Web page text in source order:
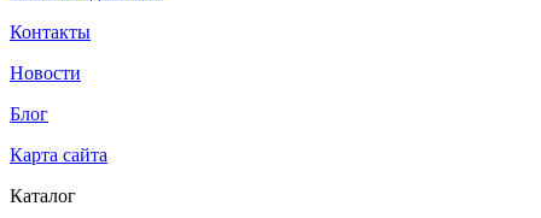
Контакты
Новости
Блог
Карта сайта
Каталог